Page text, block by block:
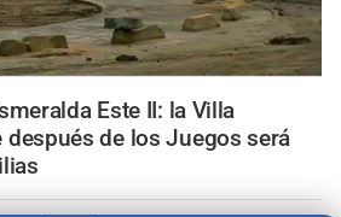
Este II: la Villa
después de los Juegos será